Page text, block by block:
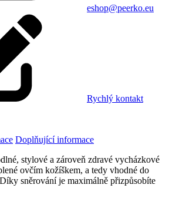
eshop@peerko.eu
Rychlý kontakt
Doplňující informace
stylové a zároveň zdravé vycházkové
ovčím kožíškem, a tedy vhodné do
sněrování je maximálně přizpůsobíte